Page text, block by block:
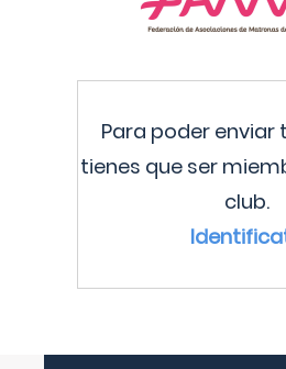
Para poder enviar
tienes que ser
club.